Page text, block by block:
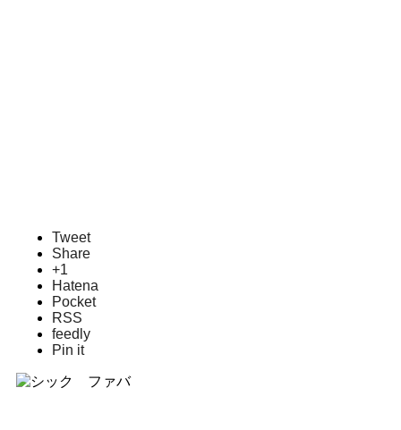
Tweet
Share
+1
Hatena
Pocket
RSS
feedly
Pin it